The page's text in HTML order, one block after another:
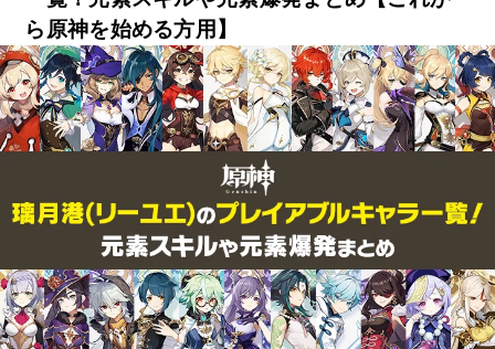
ら原神を始める方用】